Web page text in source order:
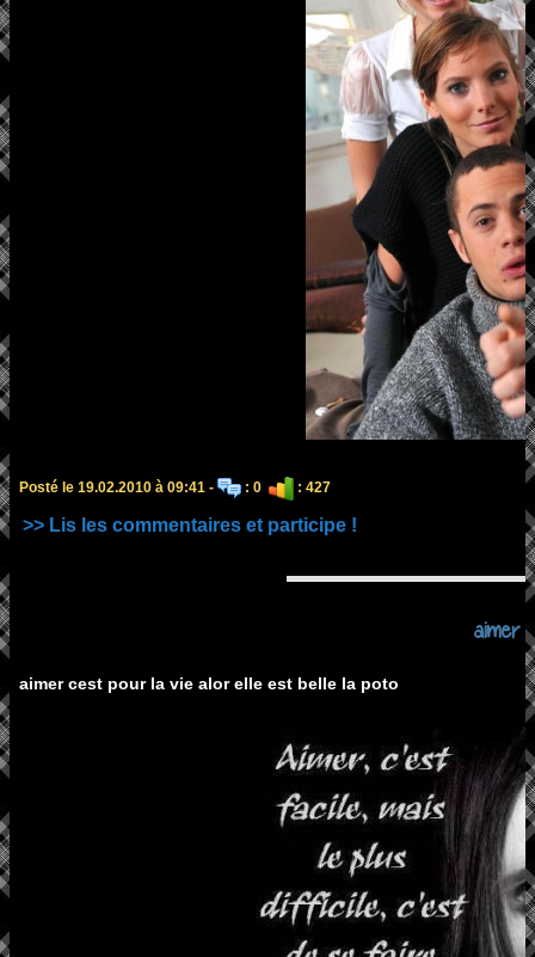
Posté le 19.02.2010 à 09:41 - : 0 : 427
>> Lis les commentaires et participe !
aimer
aimer cest pour la vie alor elle est belle la poto